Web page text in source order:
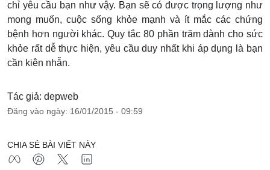
chỉ yêu cầu bạn như vậy. Bạn sẽ có được trọng lượng như
mong muốn, cuộc sống khỏe mạnh và ít mắc các chứng
bệnh hơn người khác. Quy tắc 80 phần trăm dành cho sức
khỏe rất dễ thực hiện, yêu cầu duy nhất khi áp dụng là bạn
cần kiên nhẫn.
Tác giả: depweb
Đăng vào ngày: 16/01/2015 - 09:59
CHIA SẺ BÀI VIẾT NÀY